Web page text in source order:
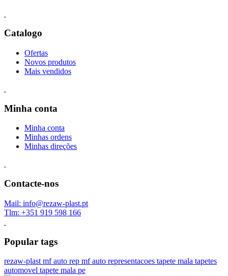
Catalogo
Ofertas
Novos produtos
Mais vendidos
Minha conta
Minha conta
Minhas ordens
Minhas direções
Contacte-nos
Mail: info@rezaw-plast.pt
Tlm: +351 919 598 166
Popular tags
rezaw-plast mf auto rep mf auto representacoes tapete mala tapetes
automovel tapete mala pe